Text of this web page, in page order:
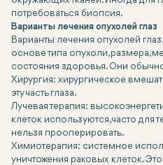
потребоваться биопсия.
Варианты лечения опухолей глаз
Варианты лечения опухолей
основе типа опухоли, размера,
состояния здоровья. Они
Хирургия: хирургическое
эту часть глаза.
Лучевая терапия:
клеток используются, часто для
нельзя прооперировать.
Химиотерапия: системное
уничтожения раковых клеток.